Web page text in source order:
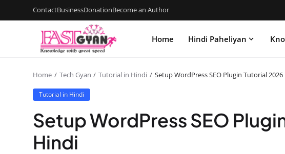
ContactBusinessDonationBecome an Author
Home Hindi Paheliyan
Home Tech Gyan Tutorial in Hindi Setup WordPress SEO Plugin Tutorial
Tutorial in Hindi
Setup WordPress SEO
Hindi